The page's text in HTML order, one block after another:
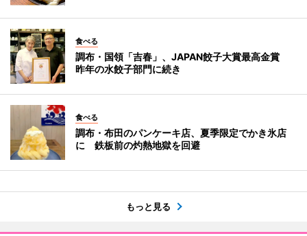
食べる
調布・国領「吉春」、JAPAN餃子大賞最高金賞
昨年の水餃子部門に続き
食べる
調布・布田のパンケーキ店、夏季限定でかき氷店
に 鉄板前の灼熱地獄を回避
もっと見る